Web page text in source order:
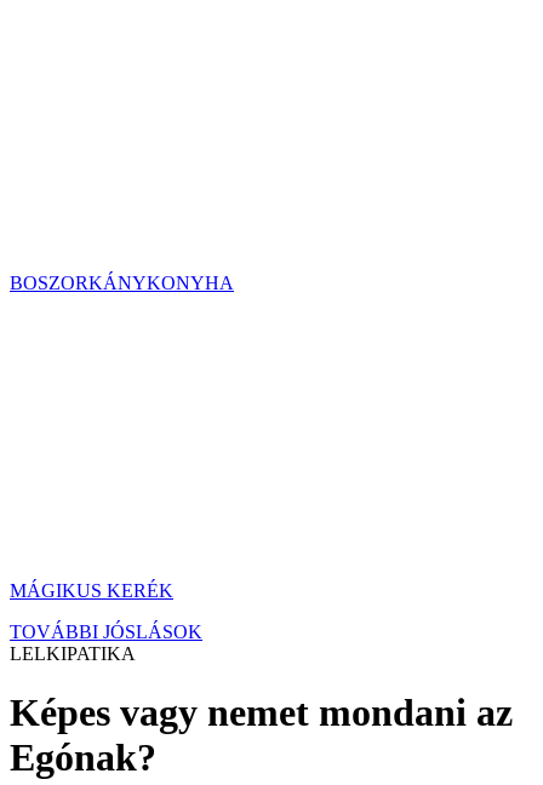
BOSZORKÁNYKONYHA
MÁGIKUS KERÉK
TOVÁBBI JÓSLÁSOK
LELKIPATIKA
Képes vagy nemet mondani az
Egónak?